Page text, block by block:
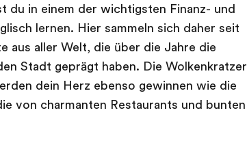
du in einem der wichtigsten Finanz- und
lernen. Hier sammeln sich daher seit
aus aller Welt, die über die Jahre die
Stadt geprägt haben. Die Wolkenkratzer
dein Herz ebenso gewinnen wie die
von charmanten Restaurants und bunten